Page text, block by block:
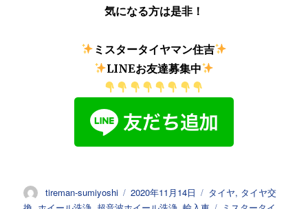
気になる方は是非！
ミスタータイヤマン住吉
LINEお友達募集中
投
稿
tireman-sumiyoshi
投
稿
2020年11月14日
カ
テ
タイヤ, タイヤ交